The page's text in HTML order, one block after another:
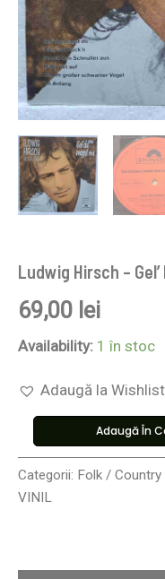
Ludwig Hirsch –
69,00 lei
Availability: 1 în stoc
Adaugă la Wishlist
Adaugă În
Categorii: Folk /
VINIL